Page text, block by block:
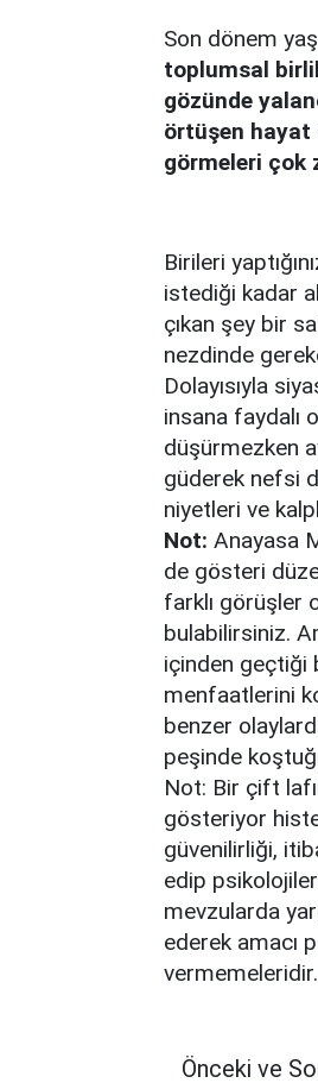
Son dönem
toplumsal
gözünde
örtüşen hayat
görmeleri çok
Birileri
istediği kadar
çıkan şey bir
nezdinde
Dolayısıyla
insana faydalı
düşürmezken
güderek nefsi
niyetleri ve
Not: Anayasa
de gösteri
farklı görüşler
bulabilirsiniz.
içinden geçtiği
menfaatlerini
benzer
peşinde
Not: Bir çift
gösteriyor
güvenilirliği,
edip
mevzularda
ederek amacı
Önceki ve